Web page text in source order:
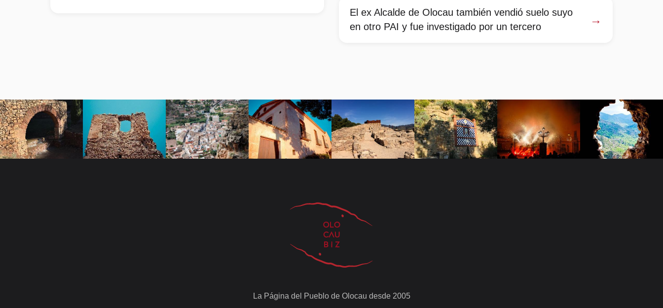
El ex Alcalde de Olocau también vendió suelo suyo
en otro PAI y fue investigado por un tercero
→
La Página del Pueblo de Olocau desde 2005